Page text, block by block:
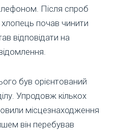
Після спроб
почав чинити
відповідати на
був орієнтований
Упродовж кількох
місцезнаходження
він перебував